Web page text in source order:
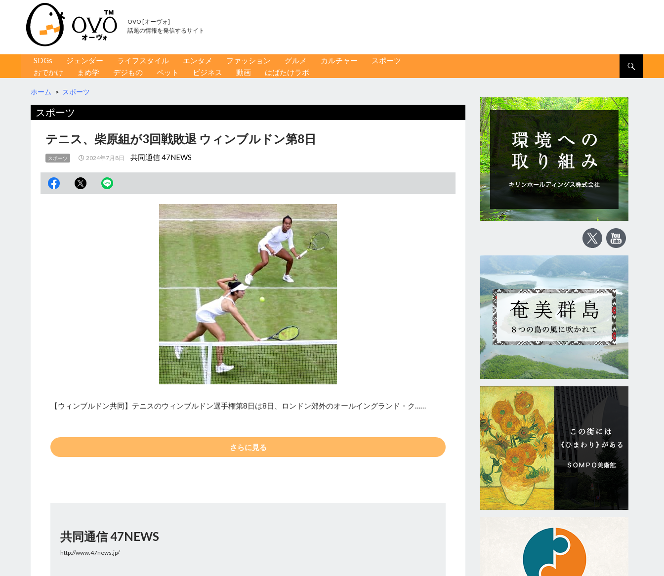
OVO [オーヴォ]
話題の情報を発信するサイト
コンテンツへ移動
SDGs ジェンダー ライフスタイル エンタメ ファッション グルメ カルチャー
スポーツ
おでかけ
まめ学 デジもの ペット ビジネス 動画 はばたけラボ
ホーム > スポーツ
スポーツ
テニス、柴原組が3回戦敗退 ウィンブルドン第8日
スポーツ 2024年7月8日 共同通信 47NEWS
【ウィンブルドン共同】テニスのウィンブルドン選手権第8日は8日、ロンドン郊外のオールイングランド・ク……
さらに見る
共同通信 47NEWS
http://www.47news.jp/